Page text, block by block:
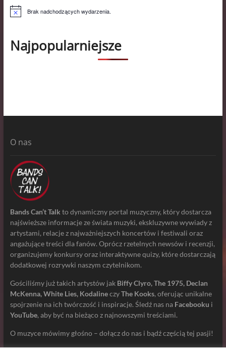
d
Brak nadchodzących wydarzenia.
Najpopularniejsze
O nas
Bands Can’t Talk to dynamiczny portal muzyczny, który dostarcza
najświeższe informacje ze świata muzyki, ekskluzywne wywiady z
artystami, relacje z najważniejszych koncertów i festiwali oraz
angażujące treści dla fanów. Oprócz rzetelnych newsów i recenzji,
organizujemy konkursy oraz interaktywne quizy, które dostarczają
dodatkowej rozrywki naszym czytelnikom.
Gościliśmy już takich artystów jak Biffy Clyro, The 1975, Declan
McKenna, White Lies, KodalineczyThe Kooks, oferując unikalne
spojrzenie na ich twórczość i inspiracje. Śledź nas na Facebooku i
YouTube, aby być na bieżąco z najnowszymi treściami.
O muzyce mówimy głośno – dołącz do nas i bądź częścią tej pasji!